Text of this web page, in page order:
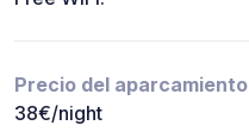
Precio del aparcamiento
38€/night